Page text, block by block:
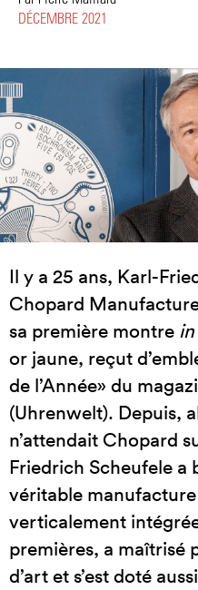
DÉCEMBRE 2021
Il y a 25 ans, Karl-
Chopard
sa première montre
or jaune, reçut
de l’Année» du
(Uhrenwelt). Depuis,
n’attendait Chopard
Friedrich Scheufele a
véritable
verticalement
premières, a maîtrisé
d’art et s’est doté